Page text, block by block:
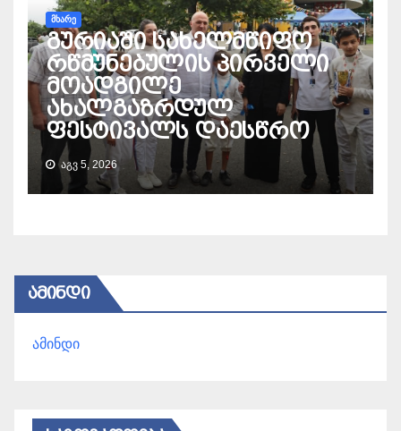
ᲛᲮᲐᲠᲔ
გურიაში სახელმწიფო
რწმუნებულის პირველი
მოადგილე
ახალგაზრდულ
ფესტივალს დაესწრო
ᲐᲒᲕ 5, 2026
ᲐᲛᲘᲜᲓᲘ
ამინდი